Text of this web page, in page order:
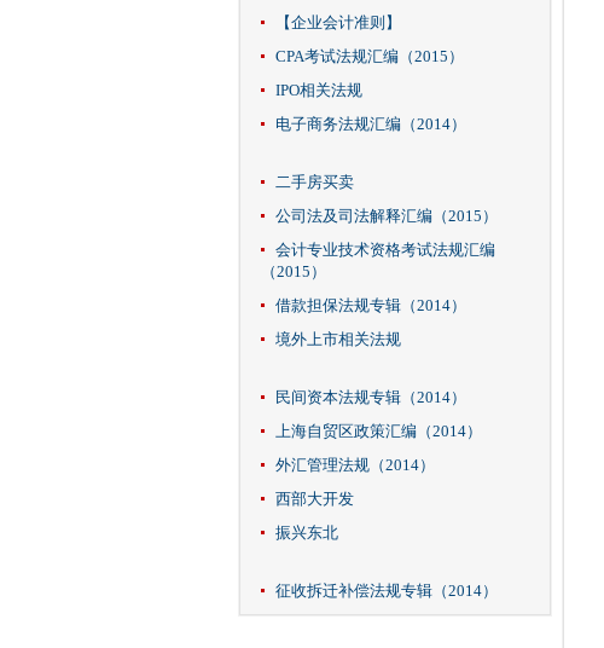
【企业会计准则】
CPA考试法规汇编（2015）
IPO相关法规
电子商务法规汇编（2014）
二手房买卖
公司法及司法解释汇编（2015）
会计专业技术资格考试法规汇编
（2015）
借款担保法规专辑（2014）
境外上市相关法规
民间资本法规专辑（2014）
上海自贸区政策汇编（2014）
外汇管理法规（2014）
西部大开发
振兴东北
征收拆迁补偿法规专辑（2014）